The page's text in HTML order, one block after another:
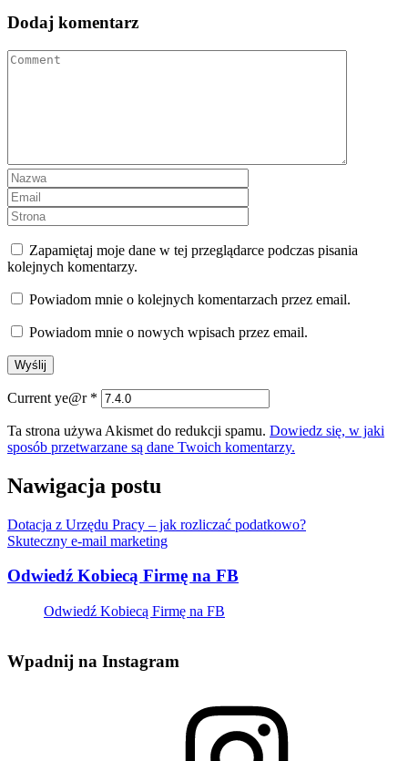
Dodaj komentarz
Zapamiętaj moje dane w tej przeglądarce podczas pisania
kolejnych komentarzy.
Powiadom mnie o kolejnych komentarzach przez email.
Powiadom mnie o nowych wpisach przez email.
Current ye@r *
Ta strona używa Akismet do redukcji spamu. Dowiedz się, w jaki
sposób przetwarzane są dane Twoich komentarzy.
Nawigacja postu
Dotacja z Urzędu Pracy – jak rozliczać podatkowo?
Skuteczny e-mail marketing
Odwiedź Kobiecą Firmę na FB
Odwiedź Kobiecą Firmę na FB
Wpadnij na Instagram